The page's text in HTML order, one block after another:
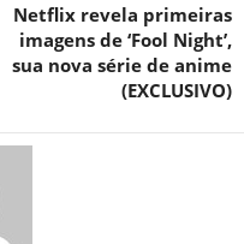
Netflix revela primeiras
imagens de ‘Fool Night’,
sua nova série de anime
(EXCLUSIVO)